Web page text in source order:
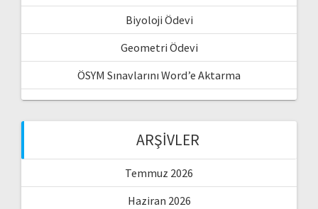
Biyoloji Ödevi
Geometri Ödevi
ÖSYM Sınavlarını Word’e Aktarma
ARŞIVLER
Temmuz 2026
Haziran 2026